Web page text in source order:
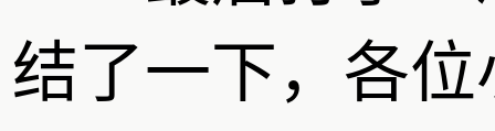
结了一下，各位